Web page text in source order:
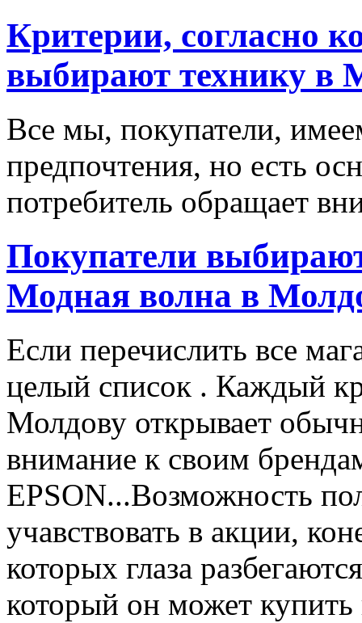
Критерии, согласно
выбирают технику в
Все мы, покупатели,
предпочтения, но есть
потребитель обращает
Покупатели
Модная волна в
Если перечислить все
целый список . Каждый
Молдову открывает
внимание к своим
EPSON...Возможность
учавствовать в акции,
которых глаза
который он может купить